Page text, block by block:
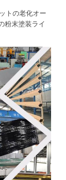
トの老化オー
粉末塗装ライ